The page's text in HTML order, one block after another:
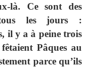
là. Ce sont des
les jours :
il y a à peine trois
Pâques au
parce qu’ils